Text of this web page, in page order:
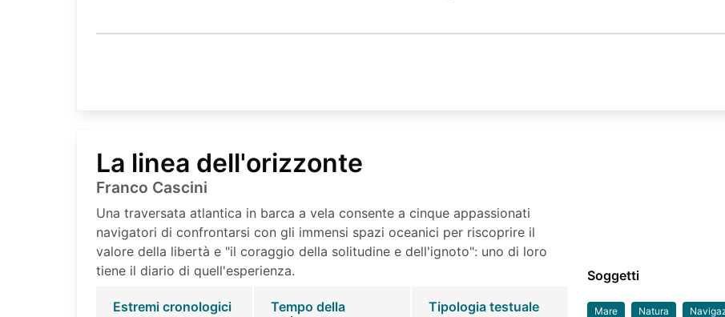
La linea dell'orizzonte
Franco Cascini
Una traversata atlantica in barca a vela consente a cinque appassionati
navigatori di confrontarsi con gli immensi spazi oceanici per riscoprire il
valore della libertà e "il coraggio della solitudine e dell'ignoto": uno di loro
tiene il diario di quell'esperienza.
Estremi cronologici
Tempo della
Tipologia testuale
Soggetti
Mare Natura